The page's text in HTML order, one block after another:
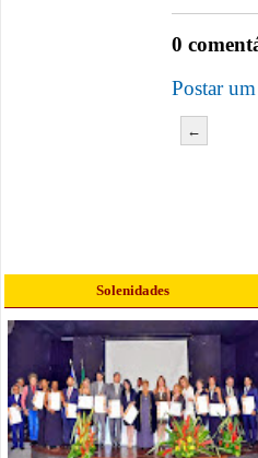
0
Postar
←
Solenidades